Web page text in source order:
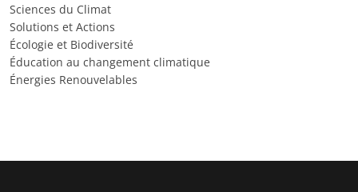
Sciences du Climat
Solutions et Actions
Écologie et Biodiversité
Éducation au changement climatique
Énergies Renouvelables